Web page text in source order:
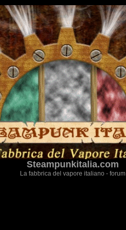
Steampunkitalia.com
La fabbrica del vapore italiano - forum